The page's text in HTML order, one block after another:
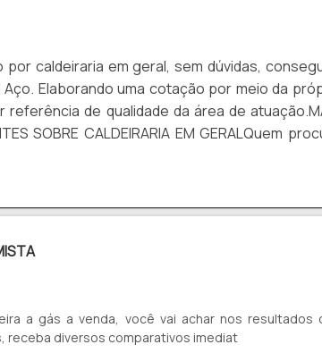
caldeiraria em geral, sem dúvidas,
Elaborando uma cotação por meio da
referência de qualidade da área de
SOBRE CALDEIRARIA EM GERALQuem
de chapa e dobra de chapas de
de mais atual para garantir a qualidade final
em caldeiraria em geral, é importante
e serviços com ótima qualidade
importante lembrar que o serviço deve
no segmento. Esse tipo de
assertividade do serviço, além de evitar
a gás a venda, você vai achar nos resultados
receba diversos comparativos imediat